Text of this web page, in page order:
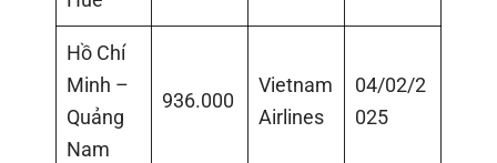
Hồ Chí
Minh –
Quảng
Nam
936.000
Vietnam
Airlines
04/02/2
025